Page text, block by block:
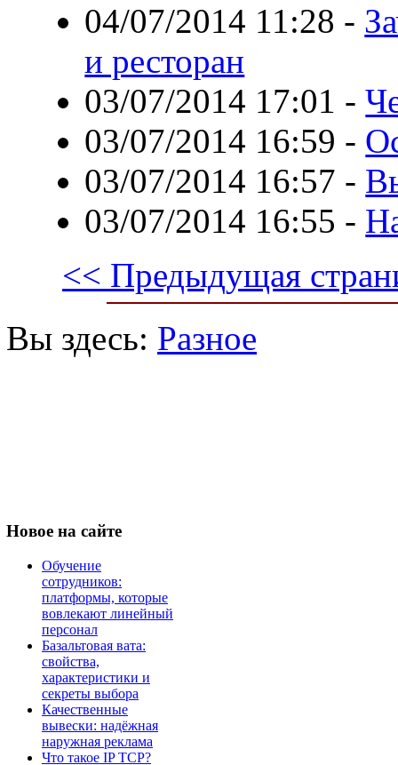
04/07/2014 11:28 -
и ресторан
03/07/2014 17:01 -
03/07/2014 16:59 -
03/07/2014 16:57 -
03/07/2014 16:55 -
<< Предыдущая
Вы здесь: Разное
Новое на сайте
Обучение
сотрудников:
платформы, которые
вовлекают линейный
персонал
Базальтовая вата:
свойства,
характеристики и
секреты выбора
Качественные
вывески: надёжная
наружная реклама
Что такое IP TCP?